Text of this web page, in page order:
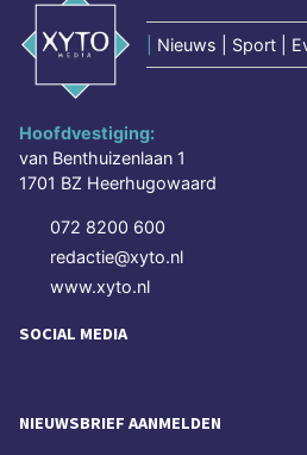
Nieuws | Sport |
Hoofdvestiging:
van Benthuizenlaan 1
1701 BZ Heerhugowaard
072 8200 600
redactie@xyto.nl
www.xyto.nl
SOCIAL MEDIA
NIEUWSBRIEF AANMELDEN